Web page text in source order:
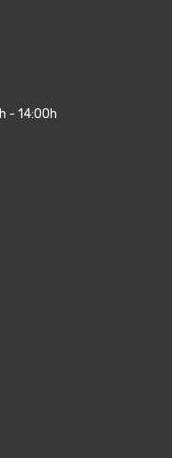
- 14:00h